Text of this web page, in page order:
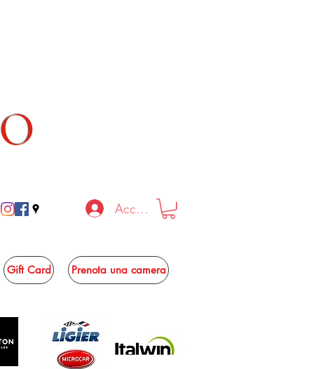
Accedi
Gift Card Prenota una camera